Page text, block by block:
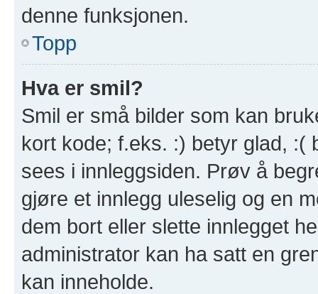
denne funksjonen.
Topp
Hva er smil?
Smil er små bilder som kan
kort kode; f.eks. :) betyr glad, :(
sees i innleggsiden. Prøv å
gjøre et innlegg uleselig og en
dem bort eller slette innlegget
administrator kan ha satt en
kan inneholde.